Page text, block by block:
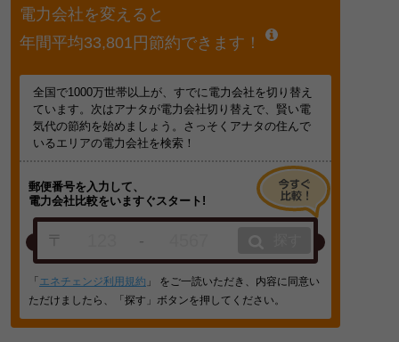
電力会社を変えると
年間平均33,801円節約できます！
全国で1000万世帯以上が、すでに電力会社を切り替え
ています。次はアナタが電力会社切り替えで、賢い電
気代の節約を始めましょう。さっそくアナタの住んで
いるエリアの電力会社を検索！
郵便番号を入力して、
電力会社比較をいますぐスタート!
〒 -
「 エネチェンジ利用規約 」 をご一読いただき、内容に同意い
ただけましたら、「探す」ボタンを押してください。